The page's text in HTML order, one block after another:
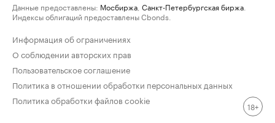
Данные предоставлены: Мосбиржа Санкт-Петербургская биржа
Индексы облигаций предоставлены Cbonds.
Информация об ограничениях
О соблюдении авторских прав
Пользовательское соглашение
Политика в отношении обработки персональных данных
Политика обработки файлов cookie
18+